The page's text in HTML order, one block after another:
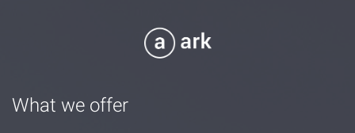
What we offer